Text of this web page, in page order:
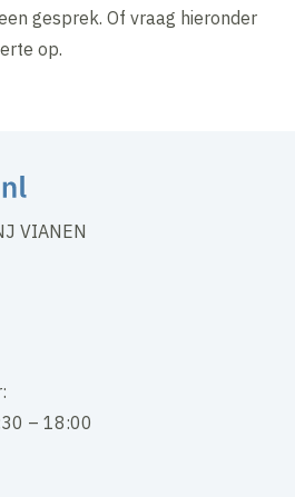
gesprek. Of vraag hieronder
op.
VIANEN
– 18:00